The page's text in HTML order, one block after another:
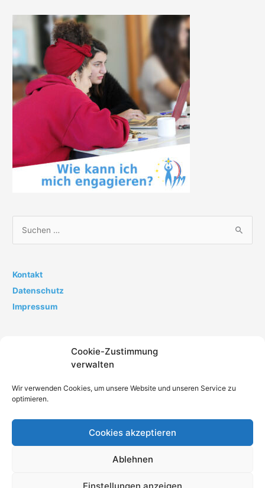
Cookie-Zustimmung
verwalten
Wir verwenden Cookies, um unsere Website und unseren Service zu
optimieren.
Cookies akzeptieren
Ablehnen
Einstellungen anzeigen
h
e
n
Kontakt
Datenschutz
Impressum
Impressum Datenschutz AGB
Kontakt
Cookie-Richtlinie (EU)